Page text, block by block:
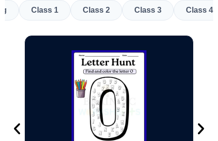
Class 1 Class 2 Class 3 Class 4